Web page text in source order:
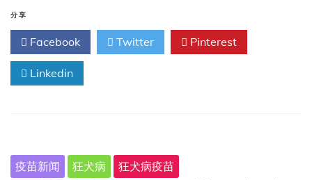
和
他
分享
Facebook Twitter Pinterest
Linkedin
疫苗新闻 狂犬病 狂犬病疫苗